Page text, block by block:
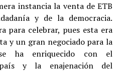
instancia la venta de ETB
y de la democracia.
para celebrar, pues esta era
y un gran negociado para la
ha enriquecido con el
y la enajenación del